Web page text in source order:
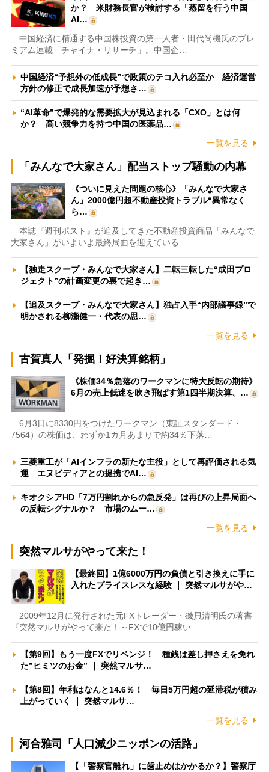
か？ 米財務長官が検討する「蒸留を行う中国
AI…
中国経済に精通する中国株投資の第一人者・田代尚機氏のプレ
ミアム連載「チャイナ・リサーチ」。中国企…
中国経済“予想外の低成長”で政策のテコ入れ必至か 経済運営
方針の修正で成長加速が予想さ…
“AI革命”で爆発的な需要拡大が見込まれる「CXO」とは何
か？ 高い競争力を持つ中国の医薬品…
一覧を見る
「みんなで大家さん」配当ストップ騒動の内幕
《ついに見えた問題の核心》「みんなで大家さ
ん」2000億円超不動産投資トラブル“異常なく
ら…
本誌『週刊ポスト』が追及してきた不動産投資商品「みんなで
大家さん」がいよいよ最終局面を迎えている…
【独走スクープ・みんなで大家さん】二転三転した“成田プロ
ジェクト”の計画変更の裏で起き…
【追及スクープ・みんなで大家さん】独占入手“内部議事録”で
明かされる柳瀬健一・代表の思…
一覧を見る
古賀真人「発掘！好決算銘柄」
《株価34％急落のワークマンに特大反転の期待》
6月の売上低迷を吹き飛ばす第1四半期決算、…
6月3日に8330円をつけたワークマン（東証スタンダード・
7564）の株価は、わずか1カ月あまりで約34％下落…
三菱重工が「AIインフラの新たな主役」として再評価される気
運 エヌビディアとの提携でAI…
キオクシアHD「7万円割れからの急反発」は再びの上昇局面へ
の反転シグナルか？ 市場のムー…
一覧を見る
突然マルサがやって来た！
【最終回】1億6000万円の負債と引き換えに手に
入れたプライスレスな経験 ｜ 突然マルサがや…
2009年12月に発行された元FXトレーダー・磯貝清明氏の著書
『突然マルサがやって来た！～FXで10億円稼い…
【第9回】もう一度FXでリベンジ！ 種銭は差し押さえを免れ
た”ヒミツのお金” ｜ 突然マルサ…
【第8回】年利はなんと14.6％！ 毎日5万円超の延滞税が積み
上がっていく ｜ 突然マルサ…
一覧を見る
河合雅司「人口減少ニッポンの活路」
【「警察官離れ」に歯止めはかかるか？】警察庁